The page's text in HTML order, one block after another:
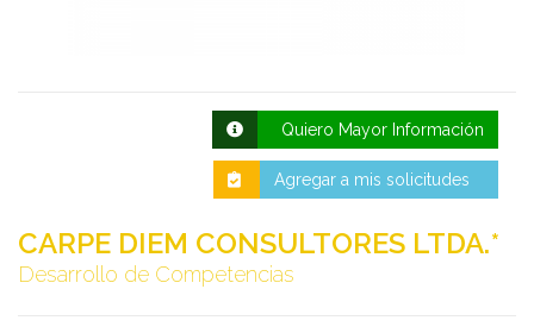
Deseo recibir información de otros Productos /
Quiero Mayor Información
Agregar a mis solicitudes
CARPE DIEM CONSULTORES LTDA.*
Desarrollo de Competencias